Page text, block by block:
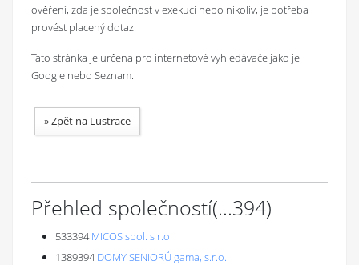
ověření, zda je společnost v exekuci nebo nikoliv, je potřeba
provést placený dotaz.
Tato stránka je určena pro internetové vyhledávače jako je
Google nebo Seznam.
»Zpět na Lustrace
Přehled společností(...394)
533394 MICOS spol. s r.o.
1389394 DOMY SENIORŮ gama, s.r.o.